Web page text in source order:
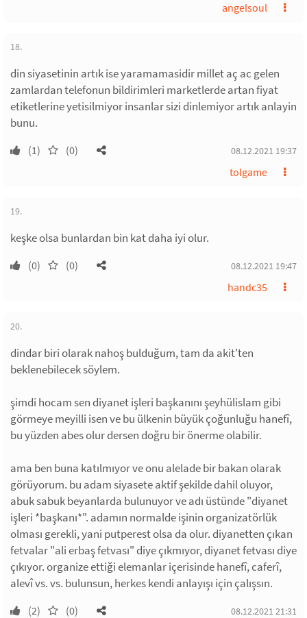
angelsoul
18.
din siyasetinin artık ise yaramamasidir millet aç ac gelen
zamlardan telefonun bildirimleri marketlerde artan fiyat
etiketlerine yetisilmiyor insanlar sizi dinlemiyor artık anlayin
bunu.
(1) (0) 08.12.2021 19:37
tolgame
19.
keşke olsa bunlardan bin kat daha iyi olur.
(0) (0) 08.12.2021 19:47
handc35
20.
dindar biri olarak nahoş bulduğum, tam da akit'ten
beklenebilecek söylem.
şimdi hocam sen diyanet işleri başkanını şeyhülislam gibi
görmeye meyilli isen ve bu ülkenin büyük çoğunluğu hanefî,
bu yüzden abes olur dersen doğru bir önerme olabilir.
ama ben buna katılmıyor ve onu alelade bir bakan olarak
görüyorum. bu adam siyasete aktif şekilde dahil oluyor,
abuk sabuk beyanlarda bulunuyor ve adı üstünde "diyanet
işleri *başkanı*". adamın normalde işinin organizatörlük
olması gerekli, yani putperest olsa da olur. diyanetten çıkan
fetvalar "ali erbaş fetvası" diye çıkmıyor, diyanet fetvası diye
çıkıyor. organize ettiği elemanlar içerisinde hanefî, caferî,
alevî vs. vs. bulunsun, herkes kendi anlayışı için çalışsın.
(2) (0) 08.12.2021 21:31